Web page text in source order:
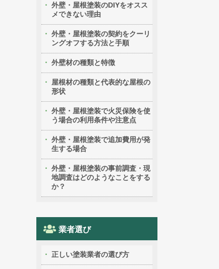
外壁・屋根塗装のDIYをオスス
メできない理由
外壁・屋根塗装の契約をクーリ
ングオフする方法と手順
外壁材の種類と特徴
屋根材の種類と代表的な屋根の
形状
外壁・屋根塗装で火災保険を使
う場合の利用条件や注意点
外壁・屋根塗装で追加費用が発
生する場合
外壁・屋根塗装の事前調査・現
地調査はどのようなことをする
か？
業者選び
正しい塗装業者の選び方